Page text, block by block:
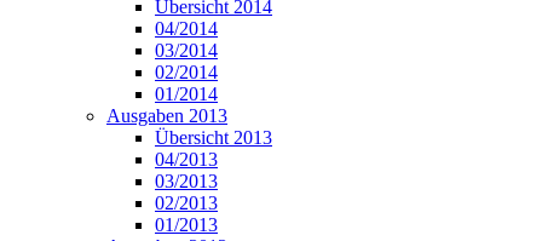
Übersicht 2014
04/2014
03/2014
02/2014
01/2014
Ausgaben 2013
Übersicht 2013
04/2013
03/2013
02/2013
01/2013